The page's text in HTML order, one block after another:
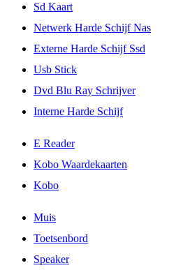
Sd Kaart
Netwerk Harde Schijf Nas
Externe Harde Schijf Ssd
Usb Stick
Dvd Blu Ray Schrijver
Interne Harde Schijf
E Reader
Kobo Waardekaarten
Kobo
Muis
Toetsenbord
Speaker